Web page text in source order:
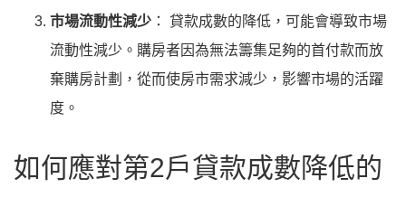
市場流動性減少 ： 貸款成數的降低，可能會導致市場
流動性減少。購房者因為無法籌集足夠的首付款而放
棄購房計劃，從而使房市需求減少，影響市場的活躍
度。
如何應對第2戶貸款成數降低的